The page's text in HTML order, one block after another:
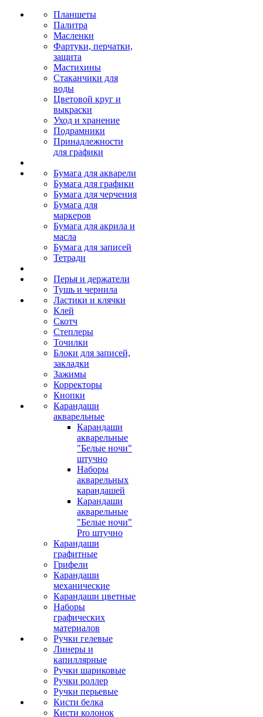
Планшеты
Палитра
Масленки
Фартуки, перчатки,
защита
Мастихины
Стаканчики для
воды
Цветовой круг и
выкраски
Уход и хранение
Подрамники
Принадлежности
для графики
Бумага для акварели
Бумага для графики
Бумага для черчения
Бумага для
маркеров
Бумага для акрила и
масла
Бумага для записей
Тетради
Перья и держатели
Тушь и чернила
Ластики и клячки
Клей
Скотч
Степлеры
Точилки
Блоки для записей,
закладки
Зажимы
Корректоры
Кнопки
Карандаши
акварельные
Карандаши
акварельные
"Белые ночи"
штучно
Наборы
акварельных
карандашей
Карандаши
акварельные
"Белые ночи"
Pro штучно
Карандаши
графитные
Грифели
Карандаши
механические
Карандаши цветные
Наборы
графических
материалов
Ручки гелевые
Линеры и
капиллярные
Ручки шариковые
Ручки роллер
Ручки перьевые
Кисти белка
Кисти колонок